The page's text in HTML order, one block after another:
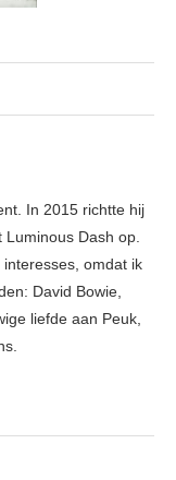
In 2015 richtte hij
Luminous Dash op.
omdat ik
David Bowie,
liefde aan Peuk,